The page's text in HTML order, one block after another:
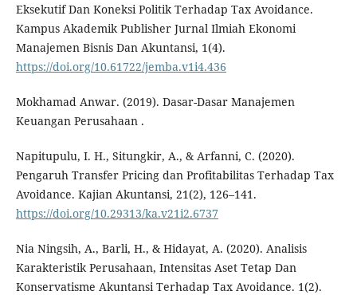
Eksekutif Dan Koneksi Politik Terhadap Tax Avoidance.
Kampus Akademik Publisher Jurnal Ilmiah Ekonomi
Manajemen Bisnis Dan Akuntansi, 1(4).
https://doi.org/10.61722/jemba.v1i4.436
Mokhamad Anwar. (2019). Dasar-Dasar Manajemen
Keuangan Perusahaan .
Napitupulu, I. H., Situngkir, A., & Arfanni, C. (2020).
Pengaruh Transfer Pricing dan Profitabilitas Terhadap Tax
Avoidance. Kajian Akuntansi, 21(2), 126–141.
https://doi.org/10.29313/ka.v21i2.6737
Nia Ningsih, A., Barli, H., & Hidayat, A. (2020). Analisis
Karakteristik Perusahaan, Intensitas Aset Tetap Dan
Konservatisme Akuntansi Terhadap Tax Avoidance. 1(2).